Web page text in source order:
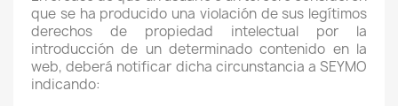
que se ha producido una violación de sus legítimos
derechos de propiedad intelectual por la
introducción de un determinado contenido en la
web, deberá notificar dicha circunstancia a SEYMO
indicando: